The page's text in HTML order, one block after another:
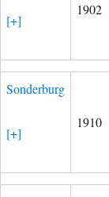
[+]
1902
Sonderburg
[+]
1910